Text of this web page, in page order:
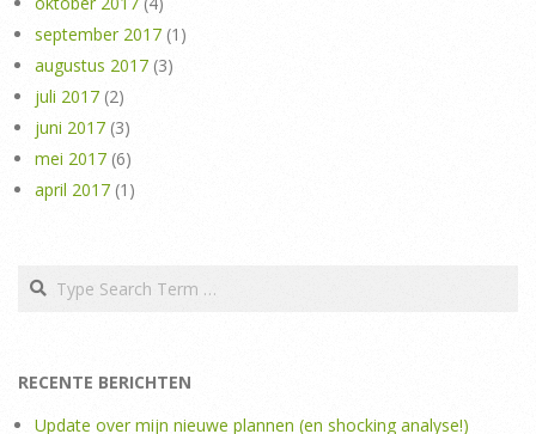
september 2017 (1)
augustus 2017 (3)
juli 2017 (2)
juni 2017 (3)
mei 2017 (6)
april 2017 (1)
Search
RECENTE BERICHTEN
Update over mijn nieuwe plannen (en shocking analyse!)